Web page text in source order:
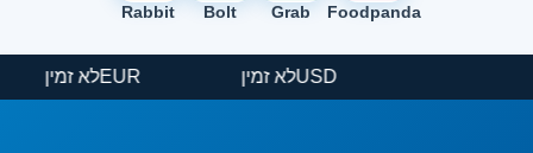
Foodpanda
Grab
Bolt
Rabbit
USD לא זמין EUR לא זמין